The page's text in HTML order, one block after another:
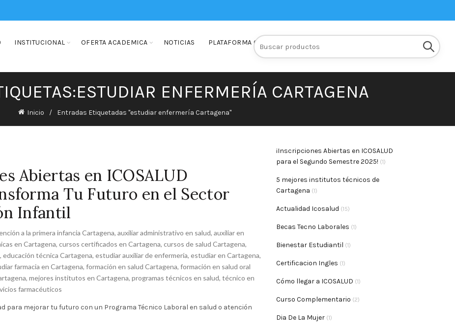
INSTITUCIONAL OFERTA ACADEMICA NOTICIAS PLATAFORMA Q10 INSCRIPCIONES
Buscar:
ENFERMERÍA CARTAGENA
Inicio Entradas Etiquetadas "estudiar enfermería Cartagena"
Abiertas en ICOSALUD
Tu Futuro en el Sector
Infantil
a la primera infancia Cartagena, auxiliar administrativo en salud, auxiliar en
en Cartagena, cursos certificados en Cartagena, cursos de salud Cartagena,
, educación técnica Cartagena, estudiar auxiliar de enfermería, estudiar en Cartagena,
farmacia en Cartagena, formación en salud Cartagena, formación en salud oral
, mejores institutos en Cartagena, programas técnicos en salud, técnico en
farmacéuticos
para mejorar tu futuro con un Programa Técnico Laboral en salud o atención
¡Inscripciones Abiertas en ICOSALUD
para el Segundo Semestre 2025! (1)
5 mejores institutos técnicos de
Cartagena (1)
Actualidad Icosalud (15)
Becas Tecno Laborales (1)
Bienestar Estudiantil (1)
Certificacion Ingles (1)
Cómo llegar a ICOSALUD (1)
Curso Complementario (2)
Dia De La Mujer(1)